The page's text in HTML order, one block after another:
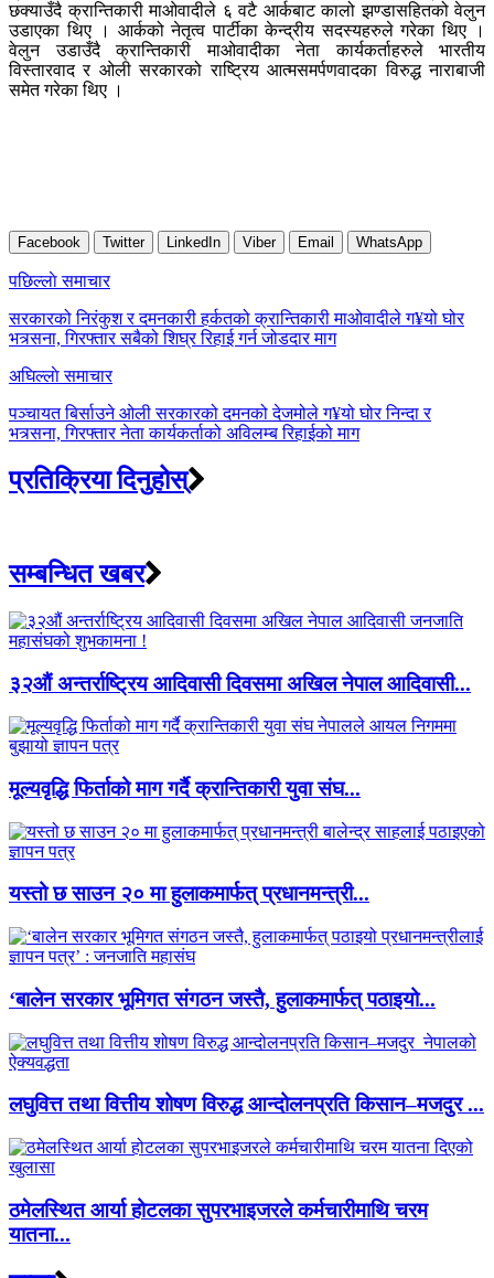
छक्याउँदै क्रान्तिकारी माओवादीले ६ वटै आर्कबाट कालो झण्डासहितको वेलुन
उडाएका थिए । आर्कको नेतृत्व पार्टीका केन्द्रीय सदस्यहरुले गरेका थिए ।
वेलुन उडाउँदै क्रान्तिकारी माओवादीका नेता कार्यकर्ताहरुले भारतीय
विस्तारवाद र ओली सरकारको राष्ट्रिय आत्मसमर्पणवादका विरुद्ध नाराबाजी
समेत गरेका थिए ।
Facebook Twitter LinkedIn Viber Email WhatsApp
Post
navigation
पछिल्लाे समाचार
सरकारको निरंकुश र दमनकारी हर्कतको क्रान्तिकारी माओवादीले ग¥यो घोर
भत्र्सना, गिरफ्तार सबैको शिघ्र रिहाई गर्न जोडदार माग
अघिल्लाे समाचार
पञ्चायत बिर्साउने ओली सरकारको दमनको देजमोले ग¥यो घोर निन्दा र
भत्र्सना, गिरफ्तार नेता कार्यकर्ताको अविलम्ब रिहाईको माग
प्रतिक्रिया दिनुहोस्
सम्बन्धित खबर
३२औं अन्तर्राष्ट्रिय आदिवासी दिवसमा अखिल नेपाल आदिवासी...
मूल्यवृद्धि फिर्ताको माग गर्दै क्रान्तिकारी युवा संघ...
यस्तो छ साउन २० मा हुलाकमार्फत् प्रधानमन्त्री...
‘बालेन सरकार भूमिगत संगठन जस्तै, हुलाकमार्फत् पठाइयो...
लघुवित्त तथा वित्तीय शोषण विरुद्ध आन्दोलनप्रति किसान–मजदुर ...
ठमेलस्थित आर्या होटलका सुपरभाइजरले कर्मचारीमाथि चरम
यातना...